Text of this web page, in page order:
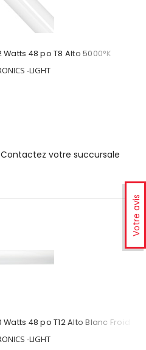
Votre avis
48 po T8 Alto 5000°K
-LIGHT
votre succursale
48 po T12 Alto Blanc Froid
-LIGHT